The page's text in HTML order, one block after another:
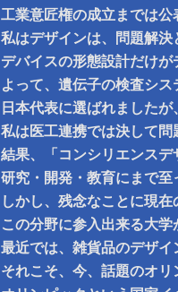
工業意匠権の成立までは
私はデザインは、問題解
デバイスの形態設計だけ
よって、遺伝子の検査シ
日本代表に選ばれました
私は医工連携では決して
結果、「コンシリエンス
研究・開発・教育にまで至
しかし、残念なことに現
この分野に参入出来る大
最近では、雑貨品のデザ
それこそ、今、話題のオ